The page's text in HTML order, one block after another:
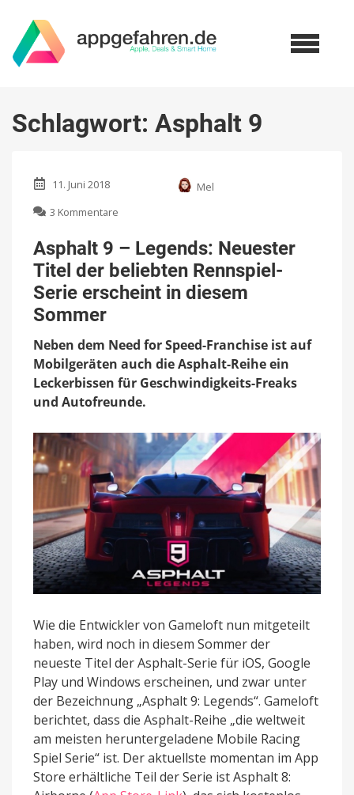
Schlagwort: Asphalt 9
11. Juni 2018
Mel
3 Kommentare
Legends:
Neuester
Titel
Rennspiel-
Serie
erscheint
in
diesem
Asphalt 9 – Legends: Neuester
Titel der beliebten Rennspiel-
Serie erscheint in diesem
Sommer
Neben dem Need for Speed-Franchise ist auf
Mobilgeräten auch die Asphalt-Reihe ein
Leckerbissen für Geschwindigkeits-Freaks
und Autofreunde.
Wie die Entwickler von Gameloft nun mitgeteilt
haben, wird noch in diesem Sommer der
neueste Titel der Asphalt-Serie für iOS, Google
Play und Windows erscheinen, und zwar unter
der Bezeichnung „Asphalt 9: Legends“. Gameloft
berichtet, dass die Asphalt-Reihe „die weltweit
am meisten heruntergeladene Mobile Racing
Spiel Serie“ ist. Der aktuellste momentan im App
Store erhältliche Teil der Serie ist Asphalt 8: